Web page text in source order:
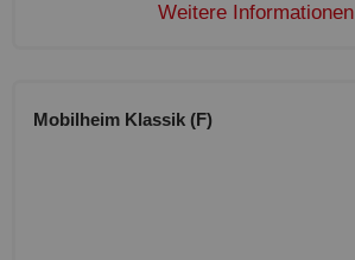
Weitere Informationen
Mobilheim Klassik (F)